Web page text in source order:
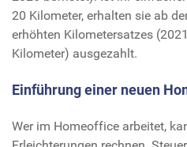
20 Kilometer, erhalten sie ab
erhöhten Kilometersatzes
Kilometer) ausgezahlt.
Einführung einer neuen
Wer im Homeoffice arbeitet,